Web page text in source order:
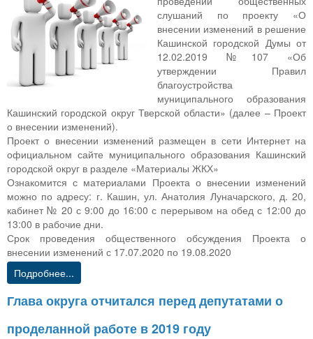
слушаний по проекту «О
внесении изменений в решение
Кашинской городской Думы от
12.02.2019 №107 «Об
утверждении Правил
благоустройства
муниципального образования
Кашинский городской округ Тверской области» (далее – Проект
о внесении изменений).
Проект о внесении изменений размещен в сети Интернет на
официальном сайте муниципального образования Кашинский
городской округ в разделе «Материалы ЖКХ»
Ознакомится с материалами Проекта о внесении изменений
можно по адресу: г. Кашин, ул. Анатолия Луначарского, д. 20,
кабинет № 20 с 9:00 до 16:00 с перерывом на обед с 12:00 до
13:00 в рабочие дни.
Срок проведения общественного обсуждения Проекта о
внесении изменений с 17.07.2020 по 19.08.2020
Подробнее...
Глава округа отчитался перед депутатами о
проделанной работе в 2019 году